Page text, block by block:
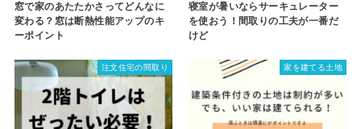
窓で家のあたたかさってどんなに
変わる？窓は断熱性能アップのキ
ーポイント
寝室が暑いならサーキュレーター
を使おう！間取りの工夫が一番だ
けど
注文住宅の間取り 家を建てる土地